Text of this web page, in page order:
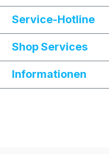
Service-Hotline
Shop Services
Informationen